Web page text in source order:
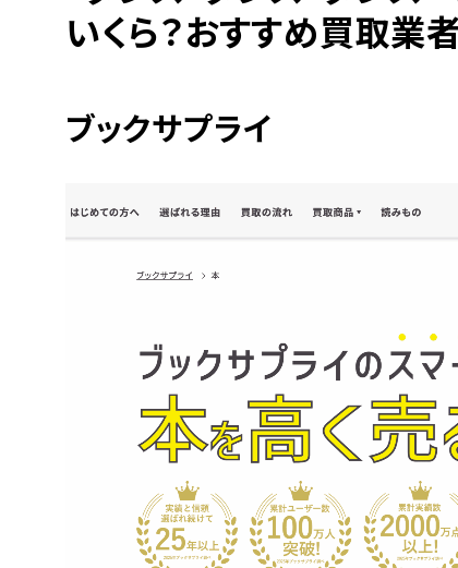
いくら？おすすめ買取業
ブックサプライ